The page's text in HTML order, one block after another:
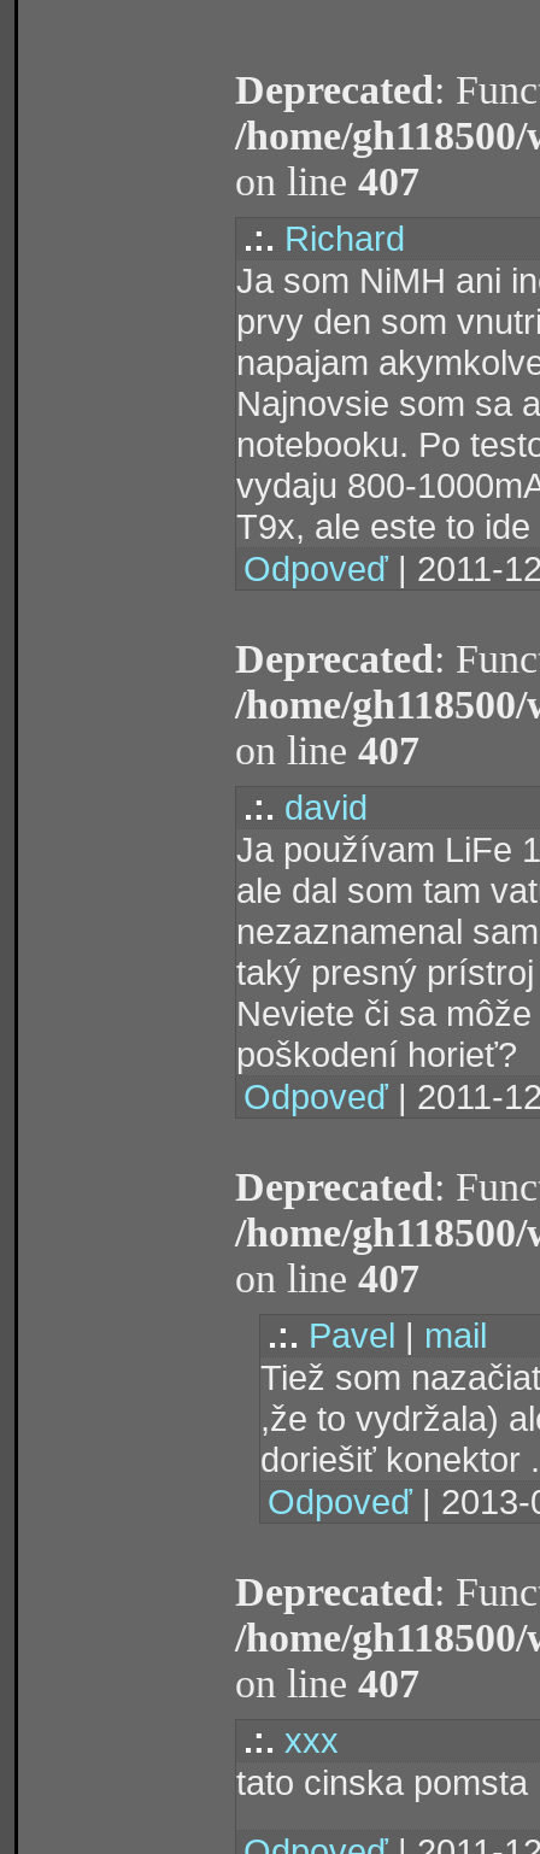
Deprecated:
/home/
on line 407
.:. Richard
Ja som NiMH ani
prvy den som
napajam
Najnovsie som sa
notebooku. Po
vydaju 800-
T9x, ale este to
Odpoveď | 2011-
Deprecated:
/home/
on line 407
.:. david
Ja používam LiFe
ale dal som tam
nezaznamenal
taký presný
Neviete či sa
poškodení horieť?
Odpoveď | 2011-
Deprecated:
/home/
on line 407
.:. Pavel | mail
Tiež som
,že to vydržala)
doriešiť konektor
Odpoveď |
Deprecated:
/home/
on line 407
.:. xxx
tato cinska pomsta